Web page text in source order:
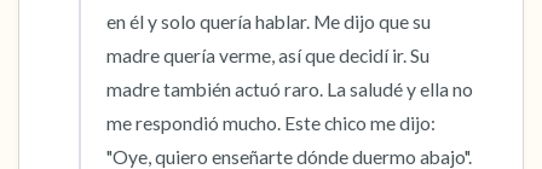
en él y solo quería hablar. Me dijo que su
madre quería verme, así que decidí ir. Su
madre también actuó raro. La saludé y ella no
me respondió mucho. Este chico me dijo:
"Oye, quiero enseñarte dónde duermo abajo".
Respira hondo para terminar.